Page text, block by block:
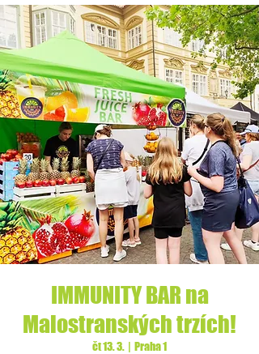
IMMUNITY BAR na
Malostranských trzích!
čt 13. 3.
  |
Praha 1